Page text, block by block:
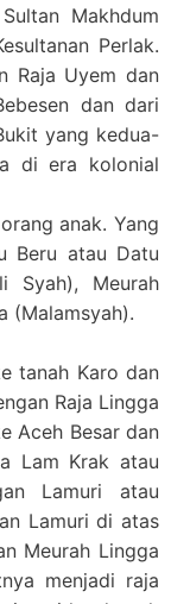
Makhdum
Perlak.
Raja Uyem dan
dan dari
yang kedua-
di era kolonial
anak. Yang
Beru atau Datu
Syah), Meurah
(Malamsyah).
tanah Karo dan
Raja Lingga
Aceh Besar dan
Lam Krak atau
Lamuri atau
Lamuri di atas
Meurah Lingga
menjadi raja